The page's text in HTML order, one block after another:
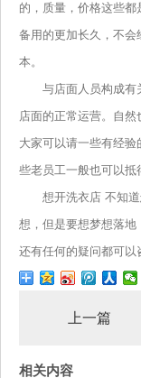
的，质量，价格这些
备用的更加长久，不
本。
与店面人员构成有关
店面的正常运营。自然
大家可以请一些有经
些老员工一般也可以抵
想开洗衣店 不知道
想，但是要想梦想落地
还有任何的疑问都可以
上一篇
相关内容